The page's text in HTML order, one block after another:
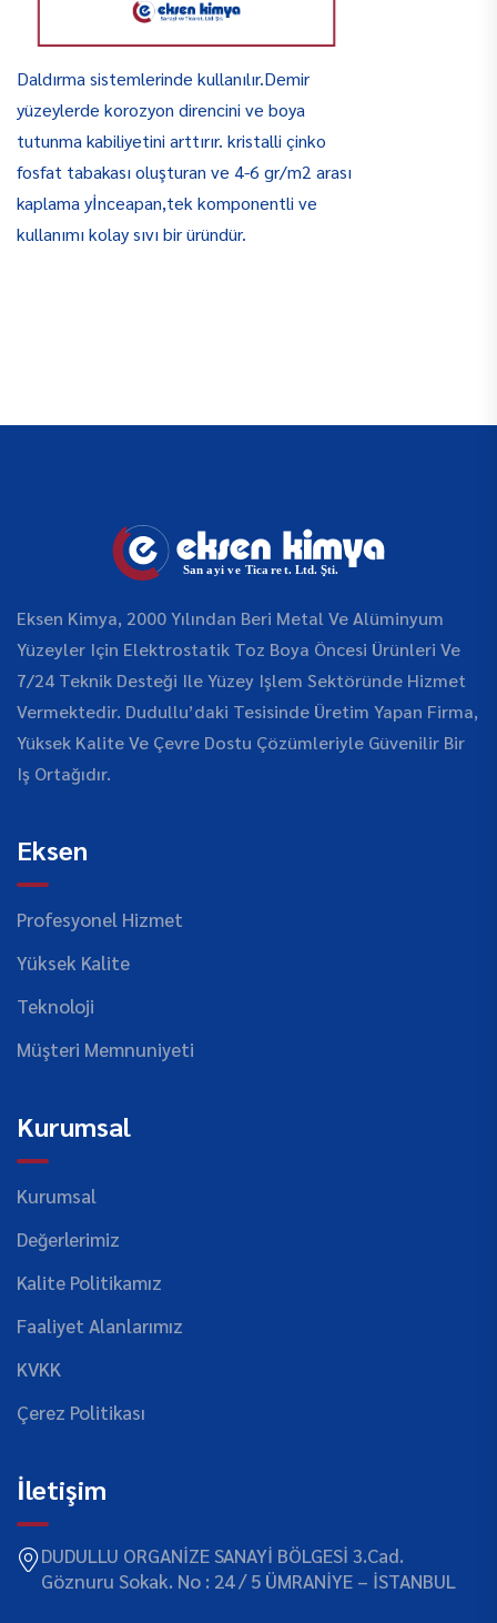
Daldırma sistemlerinde kullanılır.Demir
yüzeylerde korozyon direncini ve boya
tutunma kabiliyetini arttırır. kristalli çinko
fosfat tabakası oluşturan ve 4-6 gr/m2 arası
kaplama yİnceapan,tek komponentli ve
kullanımı kolay sıvı bir üründür.
Eksen Kimya, 2000 Yılından Beri Metal Ve Alüminyum
Yüzeyler Için Elektrostatik Toz Boya Öncesi Ürünleri Ve
7/24 Teknik Desteği Ile Yüzey Işlem Sektöründe Hizmet
Vermektedir. Dudullu’daki Tesisinde Üretim Yapan Firma,
Yüksek Kalite Ve Çevre Dostu Çözümleriyle Güvenilir Bir
Iş Ortağıdır.
Eksen
Profesyonel Hizmet
Yüksek Kalite
Teknoloji
Müşteri Memnuniyeti
Kurumsal
Kurumsal
Değerlerimiz
Kalite Politikamız
Faaliyet Alanlarımız
KVKK
Çerez Politikası
İletişim
DUDULLU ORGANİZE SANAYİ BÖLGESİ 3.Cad.
Göznuru Sokak. No : 24 / 5 ÜMRANİYE – İSTANBUL